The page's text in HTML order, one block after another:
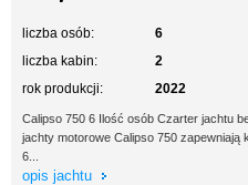
liczba osób:
6
liczba kabin:
2
rok produkcji:
2022
Calipso 750 6 Ilość osób Czarter jachtu
jachty motorowe Calipso 750
6...
opis jachtu